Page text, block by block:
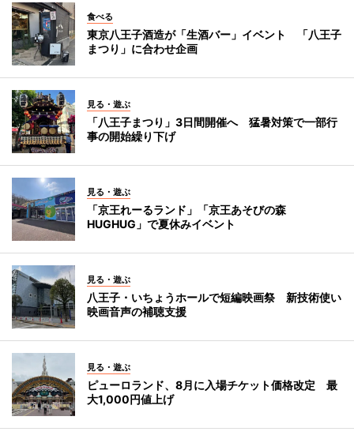
食べる
東京八王子酒造が「生酒バー」イベント 「八王子
まつり」に合わせ企画
見る・遊ぶ
「八王子まつり」3日間開催へ 猛暑対策で一部行
事の開始繰り下げ
見る・遊ぶ
「京王れーるランド」「京王あそびの森
HUGHUG」で夏休みイベント
見る・遊ぶ
八王子・いちょうホールで短編映画祭 新技術使い
映画音声の補聴支援
見る・遊ぶ
ピューロランド、8月に入場チケット価格改定 最
大1,000円値上げ